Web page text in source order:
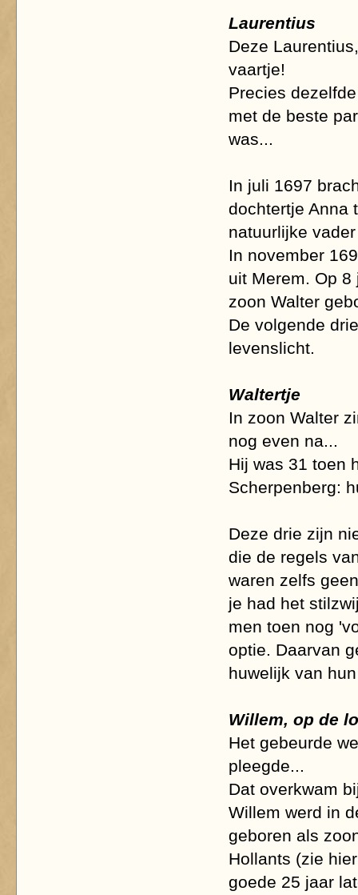
Laurentius
Deze
vaartje!
Precies
met de beste
was...
In juli 1697
dochtertje Anna
natuurlijke
In november
uit Merem. Op
zoon Walter
De volgende
levenslicht.
Waltertje
In zoon Walter
nog even na...
Hij was 31 toen
Scherpenberg:
Deze drie zijn
die de regels
waren zelfs
je had het
men toen nog
optie. Daarvan
huwelijk van
Willem, op de
Het gebeurde
pleegde...
Dat overkwam
Willem werd in
geboren als
Hollants (zie
goede 25 jaar